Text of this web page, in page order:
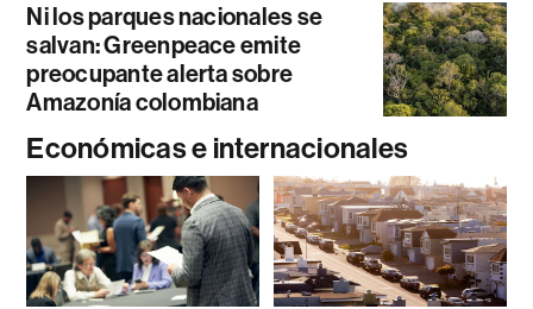
Ni los parques nacionales se
salvan: Greenpeace emite
preocupante alerta sobre
Amazonía colombiana
Económicas e internacionales